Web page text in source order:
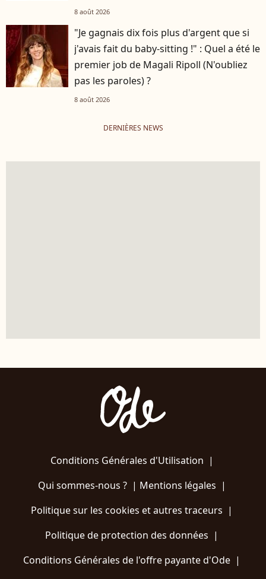
Hardy
8 août 2026
"Je gagnais dix fois plus d'argent que si
j'avais fait du baby-sitting !" : Quel a été le
premier job de Magali Ripoll (N'oubliez
pas les paroles) ?
8 août 2026
DERNIÈRES NEWS
Conditions Générales d'Utilisation |
Qui sommes-nous ?| Mentions légales |
Politique sur les cookies et autres traceurs |
Politique de protection des données |
Conditions Générales de l'offre payante d'Ode |